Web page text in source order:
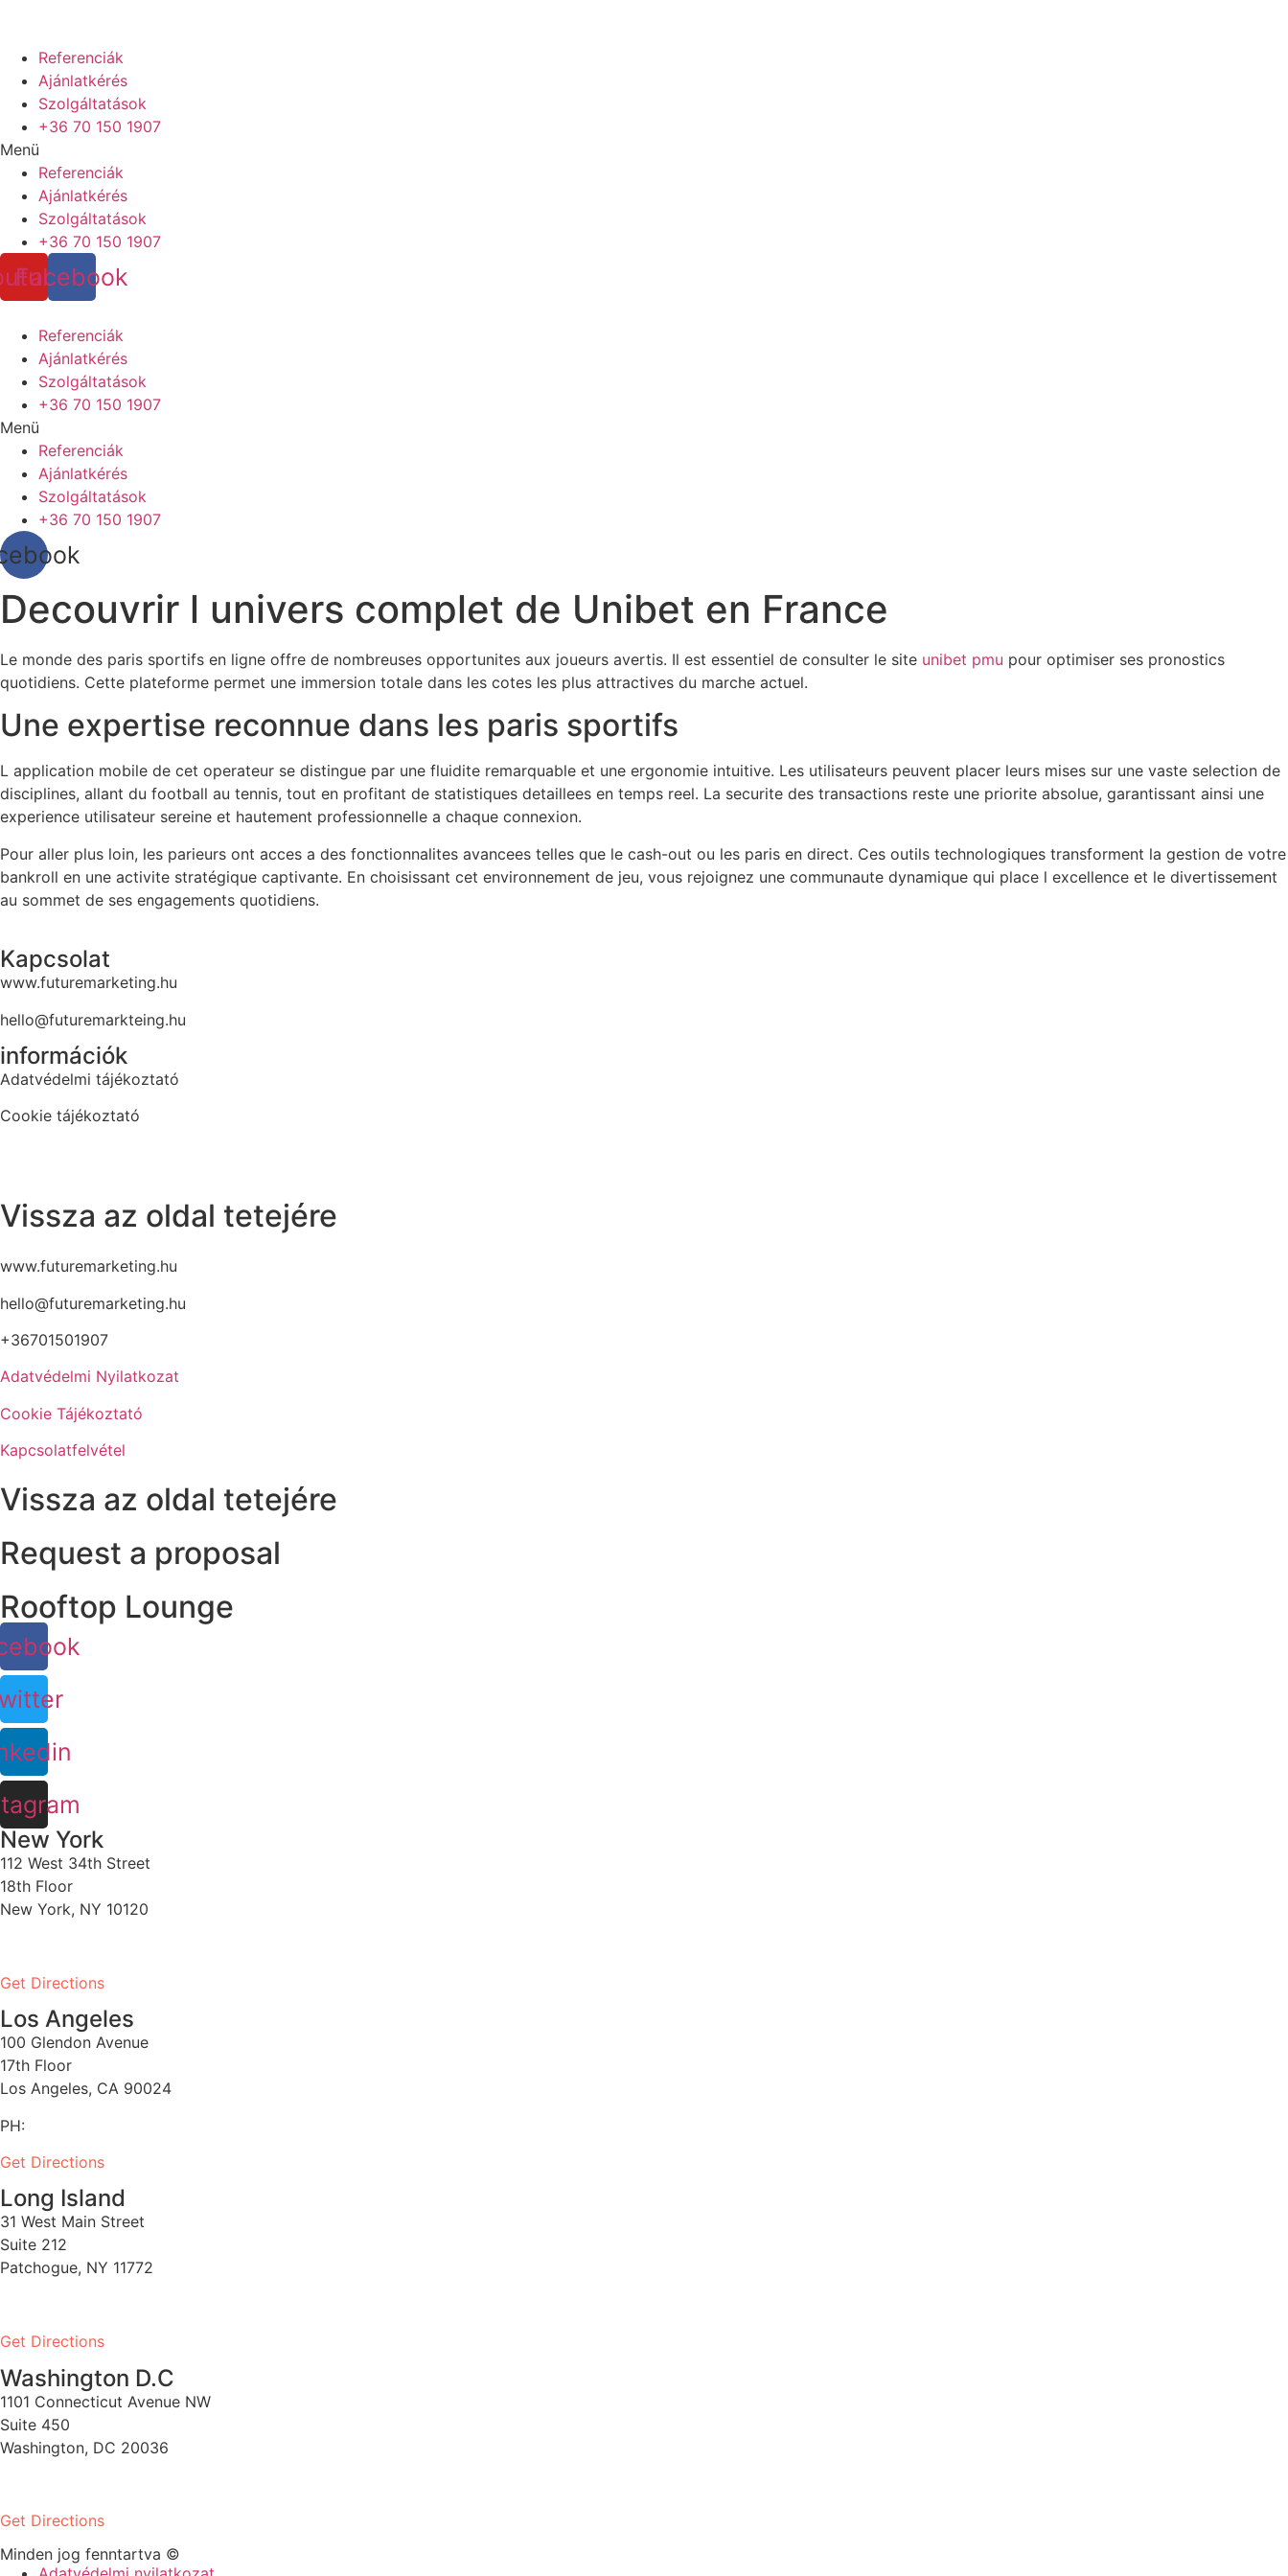
Referenciák
Ajánlatkérés
Szolgáltatások
+36 70 150 1907
Menü
Referenciák
Ajánlatkérés
Szolgáltatások
+36 70 150 1907
Facebook
Referenciák
Ajánlatkérés
Szolgáltatások
+36 70 150 1907
Menü
Referenciák
Ajánlatkérés
Szolgáltatások
+36 70 150 1907
Decouvrir l univers complet de Unibet en France
Le monde des paris sportifs en ligne offre de nombreuses opportunites aux joueurs avertis. Il est essentiel de consulter le site unibet pmu pour optimiser ses pronostics
quotidiens. Cette plateforme permet une immersion totale dans les cotes les plus attractives du marche actuel.
Une expertise reconnue dans les paris sportifs
L application mobile de cet operateur se distingue par une fluidite remarquable et une ergonomie intuitive. Les utilisateurs peuvent placer leurs mises sur une vaste selection de
disciplines, allant du football au tennis, tout en profitant de statistiques detaillees en temps reel. La securite des transactions reste une priorite absolue, garantissant ainsi une
experience utilisateur sereine et hautement professionnelle a chaque connexion.
Pour aller plus loin, les parieurs ont acces a des fonctionnalites avancees telles que le cash-out ou les paris en direct. Ces outils technologiques transforment la gestion de votre
bankroll en une activite stratégique captivante. En choisissant cet environnement de jeu, vous rejoignez une communaute dynamique qui place l excellence et le divertissement
au sommet de ses engagements quotidiens.
Kapcsolat
www.futuremarketing.hu
hello@futuremarkteing.hu
információk
Adatvédelmi tájékoztató
Cookie tájékoztató
Vissza az oldal tetejére
www.futuremarketing.hu
hello@futuremarketing.hu
+36701501907
Adatvédelmi Nyilatkozat
Cookie Tájékoztató
Kapcsolatfelvétel
Vissza az oldal tetejére
Request a proposal
Rooftop Lounge
New York
112 West 34th Street
18th Floor
New York, NY 10120
Get Directions
Los Angeles
100 Glendon Avenue
17th Floor
Los Angeles, CA 90024
PH:
Get Directions
Long Island
31 West Main Street
Suite 212
Patchogue, NY 11772
Get Directions
Washington D.C
1101 Connecticut Avenue NW
Suite 450
Washington, DC 20036
Get Directions
Minden jog fenntartva ©